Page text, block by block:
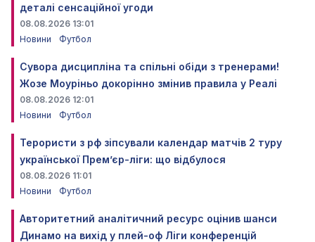
деталі сенсаційної угоди
08.08.2026 13:01
Новини
Футбол
Сувора дисципліна та спільні обіди з тренерами!
Жозе Моуріньо докорінно змінив правила у Реалі
08.08.2026 12:01
Новини
Футбол
Терористи з рф зіпсували календар матчів 2 туру
української Прем’єр-ліги: що відбулося
08.08.2026 11:01
Новини
Футбол
Авторитетний аналітичний ресурс оцінив шанси
Динамо на вихід у плей-оф Ліги конференцій